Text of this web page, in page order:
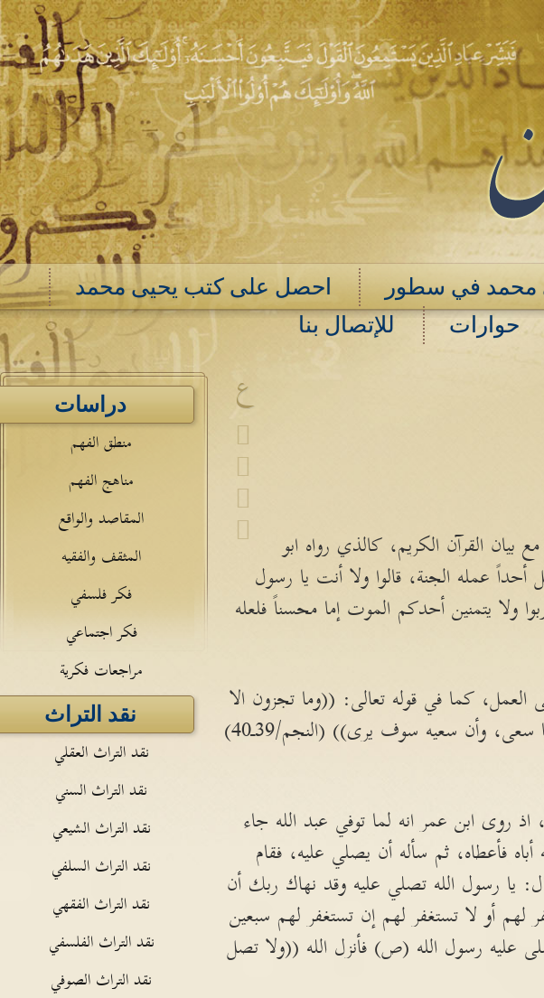
محمد في سطور
احصل على كتب يحيى محمد
حوارات للإتصال بنا
دراسات
منطق الفهم
مناهج الفهم
المقاصد والواقع
المثقف والفقيه
فكر فلسفي
فكر اجتماعي
مراجعات فكرية
نقد التراث
نقد التراث العقلي
نقد التراث السني
نقد التراث الشيعي
نقد التراث السلفي
نقد التراث الفقهي
نقد التراث الفلسفي
نقد التراث الصوفي
ع
القرآن الكريم، كالذي رواه ابو
عمله الجنة، قالوا ولا أنت يا رسول
ولا يتمنين أحدكم الموت إما محسناً فلعله
العمل، كما في قوله تعالى: ((وما تجزون الا
روى ابن عمر انه لما توفي عبد الله جاء
فأعطاه، ثم سأله أن يصلي عليه، فقام
رسول الله تصلي عليه وقد نهاك ربك أن
أو لا تستغفر لهم إن تستغفر لهم سبعين
عليه رسول الله (ص) فأنزل الله ((ولا تصل